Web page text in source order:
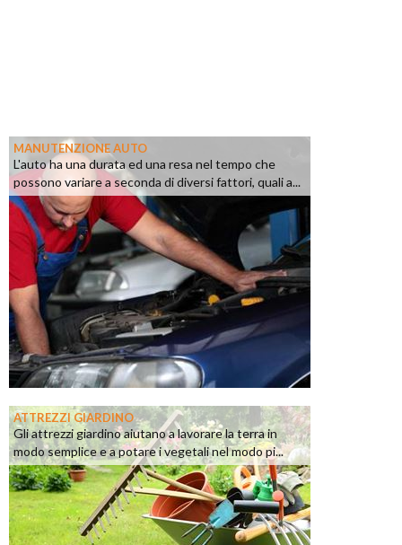
MANUTENZIONE AUTO
L'auto ha una durata ed una resa nel tempo che
possono variare a seconda di diversi fattori, quali a...
ATTREZZI GIARDINO
Gli attrezzi giardino aiutano a lavorare la terra in
modo semplice e a potare i vegetali nel modo pi...